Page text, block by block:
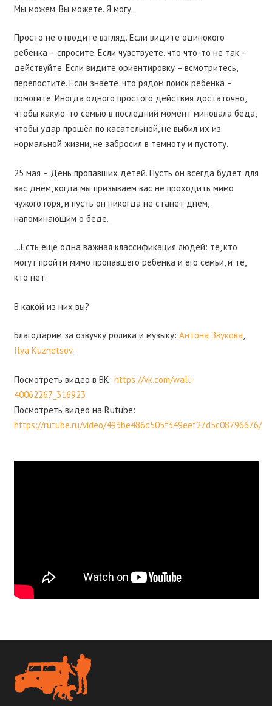
Мы можем. Вы можете. Я могу.
Просто не отводите взгляд. Если видите одинокого
ребёнка – спросите. Если чувствуете, что что-то не так –
действуйте. Если видите ориентировку – всмотритесь,
перепостите. Если знаете, что рядом поиск ребёнка –
помогите. Иногда одного простого действия достаточно,
чтобы какую-то семью в последний момент миновала беда,
чтобы удар прошёл по касательной, не выбил их из
нормальной жизни, не забросил в темноту и пустоту.
25 мая – День пропавших детей. Пусть он всегда будет для
вас днём, когда мы призываем вас не проходить мимо
чужого горя, и пусть он никогда не станет днём,
напоминающим о беде.
…Есть ещё одна важная классификация людей: те, кто
могут пройти мимо пропавшего ребёнка и его семьи, и те,
кто нет.
В какой из них вы?
Благодарим за озвучку ролика и музыку: Антона Звукова,
Ilya Kuznetsov.
Посмотреть видео в ВК: https://vk.com/wall-
40062267_316923
Посмотреть видео на Rutube:
https://rutube.ru/video/493be486d505f349eef27d5c08796676/